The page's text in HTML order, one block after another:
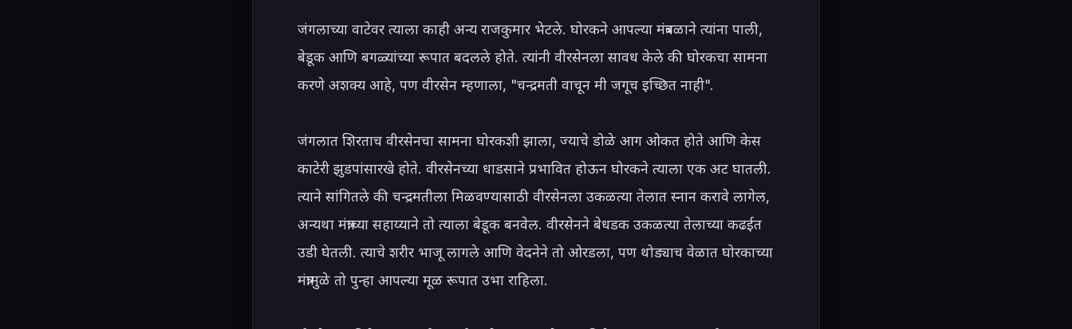
जंगलाच्या वाटेवर त्याला काही अन्य राजकुमार भेटले. घोरकने आपल्या मंत्रबळाने त्यांना पाली,
बेडूक आणि बगळ्यांच्या रूपात बदलले होते. त्यांनी वीरसेनला सावध केले की घोरकचा सामना
करणे अशक्य आहे, पण वीरसेन म्हणाला, "चन्द्रमती वाचून मी जगूच इच्छित नाही".
जंगलात शिरताच वीरसेनचा सामना घोरकशी झाला, ज्याचे डोळे आग ओकत होते आणि केस
काटेरी झुडपांसारखे होते. वीरसेनच्या धाडसाने प्रभावित होऊन घोरकने त्याला एक अट घातली.
त्याने सांगितले की चन्द्रमतीला मिळवण्यासाठी वीरसेनला उकळत्या तेलात स्नान करावे लागेल,
अन्यथा मंत्राच्या सहाय्याने तो त्याला बेडूक बनवेल. वीरसेनने बेधडक उकळत्या तेलाच्या कढईत
उडी घेतली. त्याचे शरीर भाजू लागले आणि वेदनेने तो ओरडला, पण थोड्याच वेळात घोरकाच्या
मंत्रामुळे तो पुन्हा आपल्या मूळ रूपात उभा राहिला.